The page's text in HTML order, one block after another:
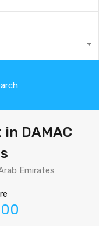
DAMAC
Emirates